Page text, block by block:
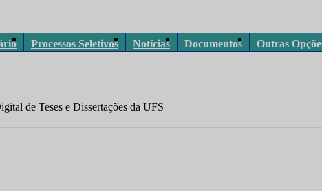
Processos Seletivos Notícias Documentos Outras
de Teses e Dissertações da UFS